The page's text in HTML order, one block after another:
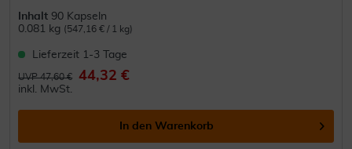
Inhalt 90 Kapseln
0.081 kg (547,16 € / 1 kg)
Lieferzeit 1-3 Tage
UVP 47,60 € 44,32 €
inkl. MwSt.
In den Warenkorb